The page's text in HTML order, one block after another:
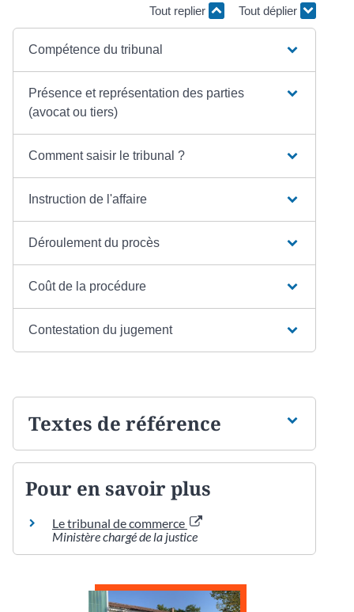
Tout replier Tout déplier
Compétence du tribunal
Présence et représentation des parties
(avocat ou tiers)
Comment saisir le tribunal ?
Instruction de l'affaire
Déroulement du procès
Coût de la procédure
Contestation du jugement
Textes de référence
Pour en savoir plus
Le tribunal de commerce
Ministère chargé de la justice